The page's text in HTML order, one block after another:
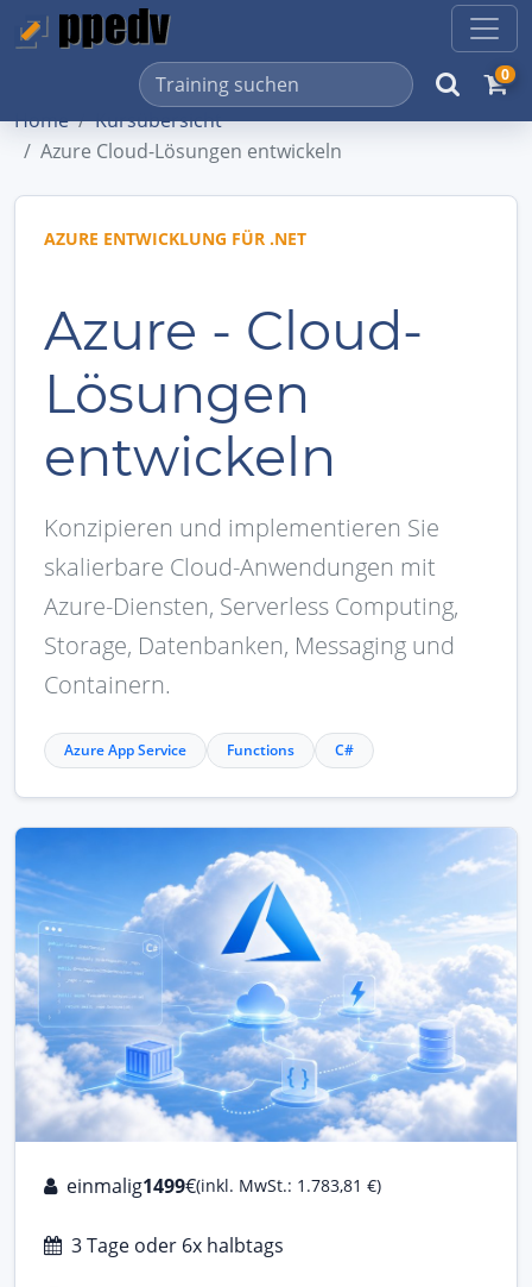
0
Home
Kursübersicht
Azure Cloud-Lösungen entwickeln
AZURE ENTWICKLUNG FÜR .NET
Azure - Cloud-
Lösungen
entwickeln
Konzipieren und implementieren Sie
skalierbare Cloud-Anwendungen mit
Azure-Diensten, Serverless Computing,
Storage, Datenbanken, Messaging und
Containern.
Azure App Service Functions C#
einmalig1499€(inkl. MwSt.: 1.783,81 €)
3 Tage oder 6x halbtags